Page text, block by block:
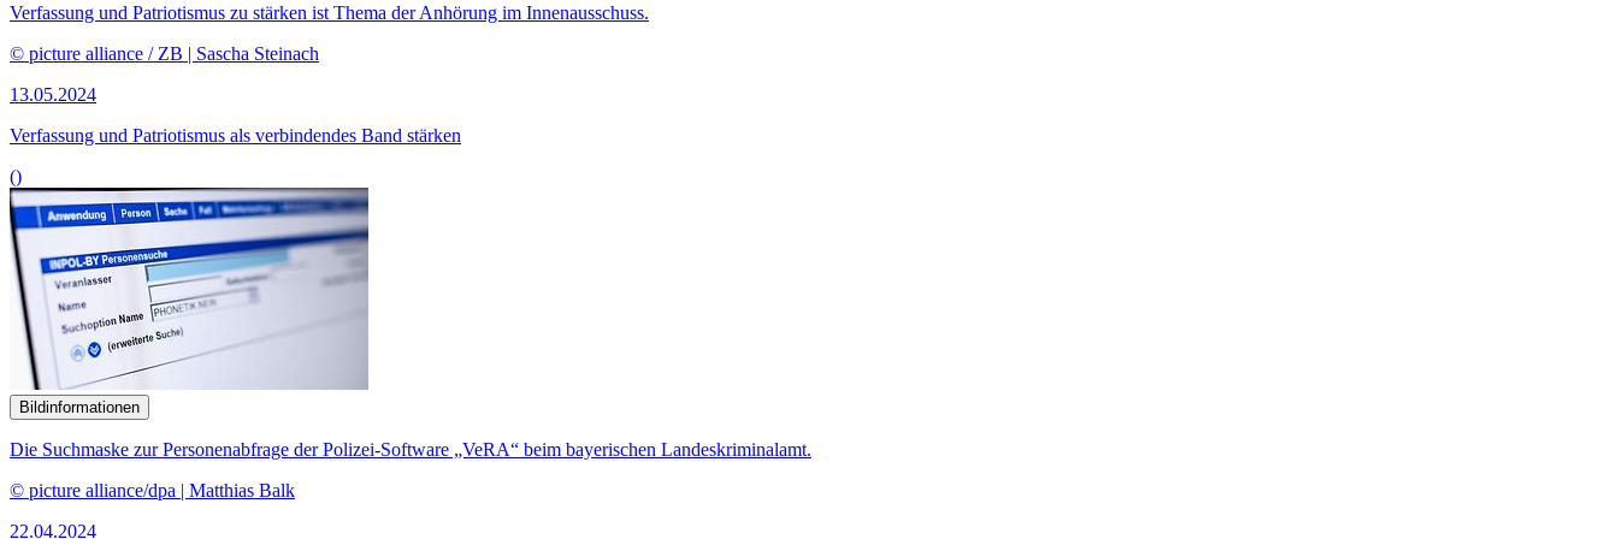
Verfassung und Patriotismus zu stärken ist Thema der Anhörung im Innenausschuss.
© picture alliance / ZB | Sascha Steinach
13.05.2024
Verfassung und Patriotismus als verbindendes Band stärken
()
Bildinformationen
Die Suchmaske zur Personenabfrage der Polizei-Software „VeRA“ beim bayerischen Landeskriminalamt.
© picture alliance/dpa | Matthias Balk
22.04.2024